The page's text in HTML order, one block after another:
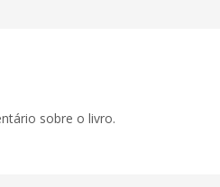
sobre o livro.